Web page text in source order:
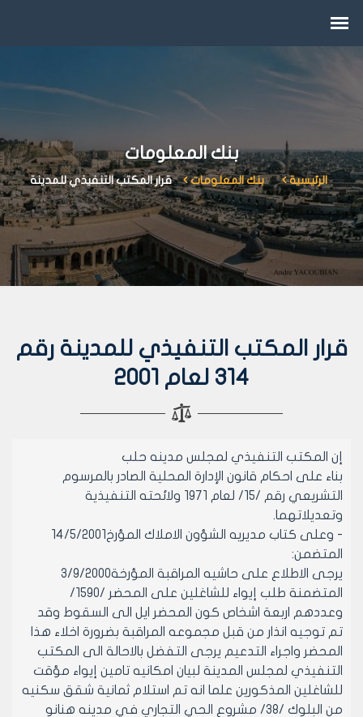
بنك المعلومات
الرئيسية بنك المعلومات قرار المكتب التنفيذي للمدينة
قرار المكتب التنفيذي للمدينة رقم
314 لعام 2001
إن المكتب التنفيذي لمجلس مدينه حلب
بناء على احكام قانون الإدارة المحلية الصادر بالمرسوم
التشريعي رقم /15/ لعام 1971 ولائحته التنفيذية
وتعديلاتهما.
- وعلى كتاب مديريه الشؤون الاملاك المؤرخ14/5/2001
المتضمن:
يرجى الاطلاع على حاشيه المراقبة المؤرخة3/9/2000
المتضمنة طلب إيواء للشاغلين على المحضر /1590/
وعددهم اربعة اشخاص كون المحضر ايل الى السقوط وقد
تم توجيه انذار من قبل مجموعه المراقبة بضرورة اخلاء هذا
المحضر واجراء التدعيم يرجى التفضل بالاحالة الى المكتب
التنفيذي لمجلس المدينة لبيان امكانيه تامين إيواء مؤقت
للشاغلين المذكورين علما انه تم استلام ثمانية شقق سكنيه
من البلوك /38/ مشروع الحي التجاري في مدينه هنانو